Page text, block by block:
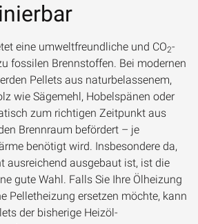
eine umweltfreundliche und CO2-
fossilen Brennstoffen. Bei modernen
Pellets aus naturbelassenem,
wie Sägemehl, Hobelspänen oder
zum richtigen Zeitpunkt aus
Brennraum befördert – je
benötigt wird. Insbesondere da,
ausreichend ausgebaut ist, ist die
gute Wahl. Falls Sie Ihre Ölheizung
Pelletheizung ersetzen möchte, kann
der bisherige Heizöl-